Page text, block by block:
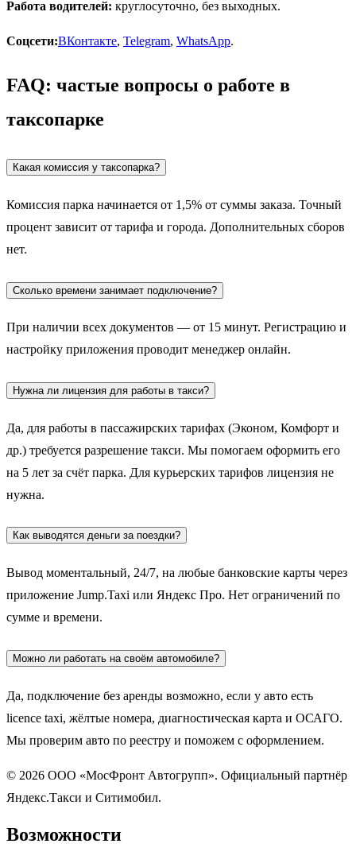
Работа водителей: круглосуточно, без выходных.
Соцсети:ВКонтакте, Telegram, WhatsApp.
FAQ: частые вопросы о работе в
таксопарке
Какая комиссия у таксопарка?
Комиссия парка начинается от 1,5% от суммы заказа. Точный
процент зависит от тарифа и города. Дополнительных сборов
нет.
Сколько времени занимает подключение?
При наличии всех документов — от 15 минут. Регистрацию и
настройку приложения проводит менеджер онлайн.
Нужна ли лицензия для работы в такси?
Да, для работы в пассажирских тарифах (Эконом, Комфорт и
др.) требуется разрешение такси. Мы помогаем оформить его
на 5 лет за счёт парка. Для курьерских тарифов лицензия не
нужна.
Как выводятся деньги за поездки?
Вывод моментальный, 24/7, на любые банковские карты через
приложение Jump.Taxi или Яндекс Про. Нет ограничений по
сумме и времени.
Можно ли работать на своём автомобиле?
Да, подключение без аренды возможно, если у авто есть
licence taxi, жёлтые номера, диагностическая карта и ОСАГО.
Мы проверим авто по реестру и поможем с оформлением.
© 2026 ООО «МосФронт Автогрупп». Официальный партнёр
Яндекс.Такси и Ситимобил.
Возможности